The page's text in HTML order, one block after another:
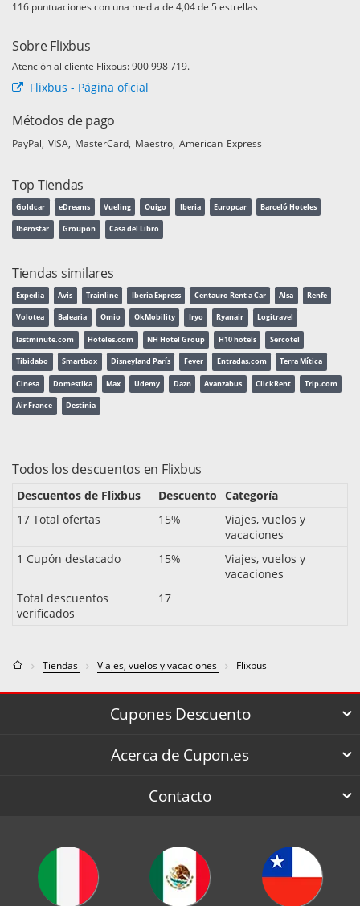
puntuaciones con una media de de 5 estrellas
Sobre Flixbus
Atención al cliente Flixbus: 900 998 719.
Flixbus - Página oficial
Métodos de pago
PayPal VISA MasterCard Maestro American Express
Top Tiendas
Goldcar eDreams Vueling Ouigo Iberia Europcar Barceló Hoteles
Iberostar Groupon Casa del Libro
Tiendas similares
Expedia Avis Trainline Iberia Express Centauro Rent a Car Alsa Renfe
Volotea Balearia Omio OkMobility Iryo Ryanair Logitravel
lastminute.com Hoteles.com NH Hotel Group H10 hotels Sercotel
Tibidabo Smartbox Disneyland París Fever Entradas.com Terra Mítica
Cinesa Domestika Max Udemy Dazn Avanzabus ClickRent Trip.com
Air France Destinia
Todos los descuentos en Flixbus
Descuentos de Flixbus Descuento Categoría
17 Total ofertas
15%
Viajes, vuelos y
vacaciones
1 Cupón destacado
15%
Viajes, vuelos y
vacaciones
Total descuentos
verificados
17
Tiendas Viajes, vuelos y vacaciones Flixbus
Cupones Descuento
Acerca de Cupon.es
Contacto